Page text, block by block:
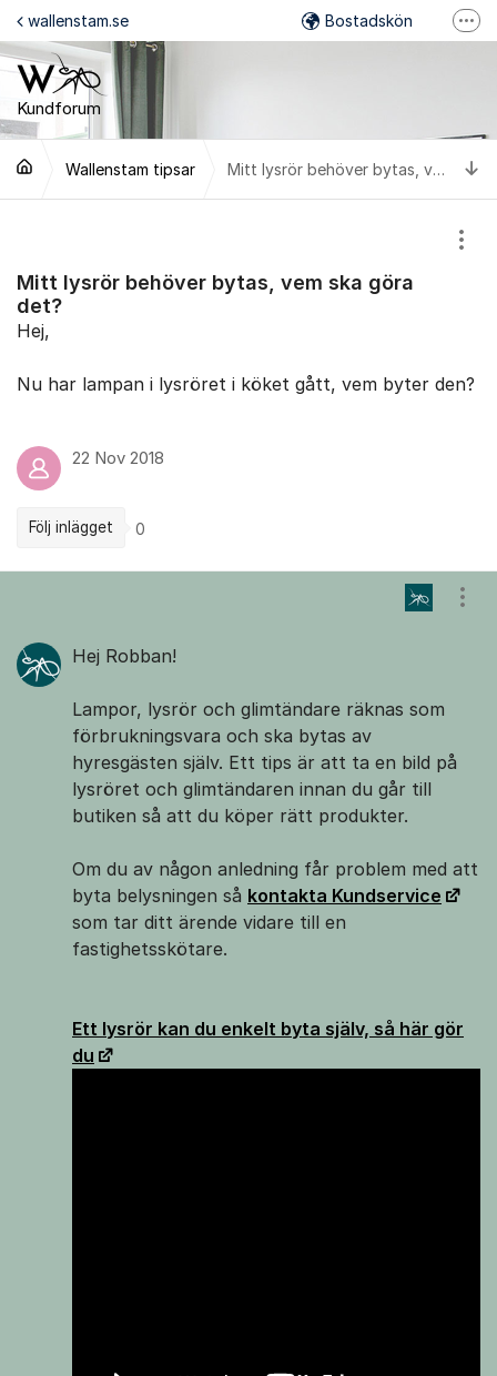
Hoppa till innehåll
Kundforum
wallenstam.se Bostadskön
Wallenstam på Facebook
Wallenstam på Instagram
Wallenstam tipsar Mitt lysrör behöver bytas, vem ska göra det?
Mitt lysrör behöver bytas, vem ska göra
det?
Hej,
Nu har lampan i lysröret i köket gått, vem byter den?
22 Nov 2018
Följ inlägget 0
Hej Robban!
Lampor, lysrör och glimtändare räknas som
förbrukningsvara och ska bytas av
hyresgästen själv. Ett tips är att ta en bild på
lysröret och glimtändaren innan du går till
butiken så att du köper rätt produkter.
Om du av någon anledning får problem med att
byta belysningen så kontakta Kundservice
som tar ditt ärende vidare till en
fastighetsskötare.
Ett lysrör kan du enkelt byta själv, så här gör
du